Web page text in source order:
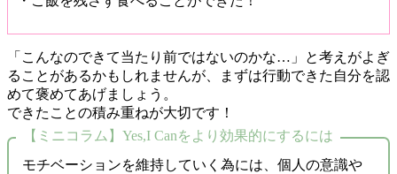
「こんなのできて当たり前ではないのかな…」と考えがよぎ
ることがあるかもしれませんが、まずは行動できた自分を認
めて褒めてあげましょう。
できたことの積み重ねが大切です！
【ミニコラム】Yes,I Canをより効果的にするには
モチベーションを維持していく為には、個人の意識や